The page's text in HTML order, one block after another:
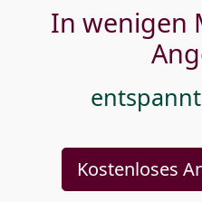
In wenigen
Kostenloses